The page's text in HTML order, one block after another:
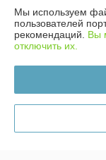
График работы
Политика
Сайт создан на
Мы используем
пользователей
рекомендаций. Вы
отключить их.